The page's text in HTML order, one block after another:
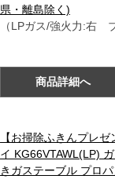
県・離島除く)
（LPガス/強火力:右
商品詳細へ
【お掃除ふきんプレ
イ KG66VTAWL(LP)
きガステーブル プロ